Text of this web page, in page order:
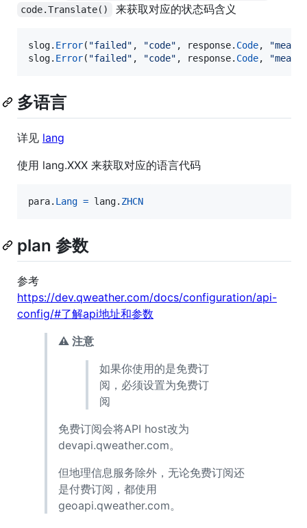
code.Translate() 来获取对应的状态码含义
slog. Error( "failed" , "code" , response. Code,
slog. Error( "failed" , "code" , response. Code,
多语言
详见 lang
使用 lang.XXX 来获取对应的语言代码
para. Lang = lang. ZHCN
plan 参数
参考
https://dev.qweather.com/docs/configuration/api-
config/#了解api地址和参数
⚠ 注意
如果你使用的是免费订
阅，必须设置为免费订
阅
免费订阅会将API host改为
devapi.qweather.com。
但地理信息服务除外，无论免费订阅还
是付费订阅，都使用
geoapi.qweather.com。